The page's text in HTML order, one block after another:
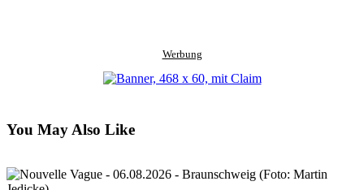
Werbung
You May Also Like